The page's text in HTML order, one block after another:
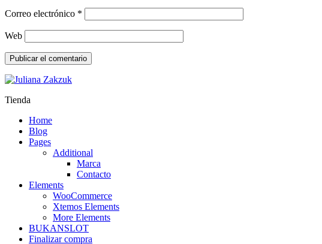
Correo electrónico *
Web
Tienda
Home
Blog
Pages
Additional
Marca
Contacto
Elements
WooCommerce
Xtemos Elements
More Elements
BUKANSLOT
Finalizar compra